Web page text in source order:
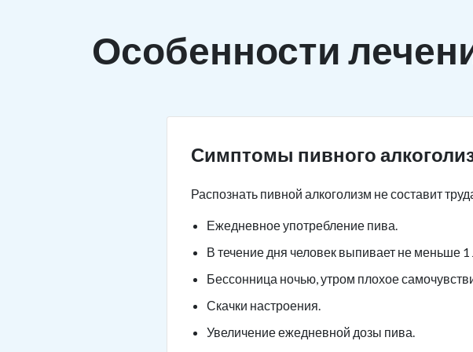
Особенности
Симптомы пивного
Распознать пивной алкоголизм не составит
Ежедневное употребление пива.
В течение дня человек выпивает не меньше 1
Бессонница ночью, утром плохое
Скачки настроения.
Увеличение ежедневной дозы пива.